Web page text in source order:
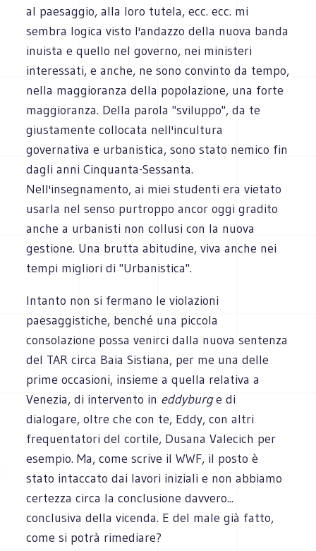
al paesaggio, alla loro tutela, ecc. ecc. mi
sembra logica visto l'andazzo della nuova banda
inuista e quello nel governo, nei ministeri
interessati, e anche, ne sono convinto da tempo,
nella maggioranza della popolazione, una forte
maggioranza. Della parola "sviluppo", da te
giustamente collocata nell'incultura
governativa e urbanistica, sono stato nemico fin
dagli anni Cinquanta-Sessanta.
Nell'insegnamento, ai miei studenti era vietato
usarla nel senso purtroppo ancor oggi gradito
anche a urbanisti non collusi con la nuova
gestione. Una brutta abitudine, viva anche nei
tempi migliori di "Urbanistica".
Intanto non si fermano le violazioni
paesaggistiche, benché una piccola
consolazione possa venirci dalla nuova sentenza
del TAR circa Baia Sistiana, per me una delle
prime occasioni, insieme a quella relativa a
Venezia, di intervento in eddyburge di
dialogare, oltre che con te, Eddy, con altri
frequentatori del cortile, Dusana Valecich per
esempio. Ma, come scrive il WWF, il posto è
stato intaccato dai lavori iniziali e non abbiamo
certezza circa la conclusione davvero...
conclusiva della vicenda. E del male già fatto,
come si potrà rimediare?